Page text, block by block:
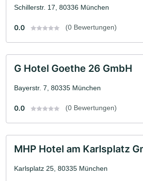
Schillerstr. 17, 80336 München
0.0 (0 Bewertungen)
G Hotel Goethe 26 GmbH
Bayerstr. 7, 80335 München
0.0 (0 Bewertungen)
MHP Hotel am Karlsplatz
Karlsplatz 25, 80335 München